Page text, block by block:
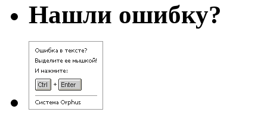
Нашли ошибку?